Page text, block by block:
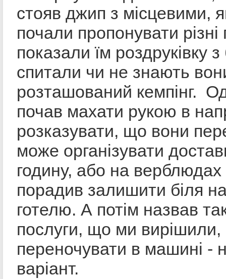
стояв джип з місцевими,
почали пропонувати
показали їм роздруківку з
спитали чи не знають
розташований кемпінг.
почав махати рукою в
розказувати, що вони
може організувати
годину, або на
порадив залишити біля
готелю. А потім назвав
послуги, що ми
переночувати в машині -
варіант.